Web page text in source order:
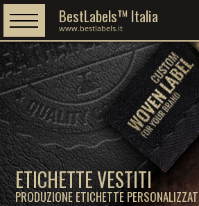
ETICHETTE VESTITI
PRODUZIONE ETICHETTE
BestLabels™ Italia
www.bestlabels.it